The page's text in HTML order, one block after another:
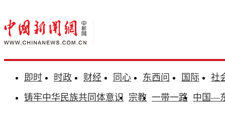
即时 时政 财经 同心 东西问 国际
社
铸牢中华民族共同体意识 宗教 一带一路 中国—